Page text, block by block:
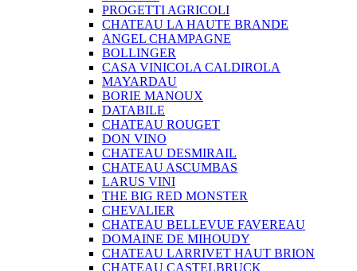
PROGETTI AGRICOLI
CHATEAU LA HAUTE BRANDE
ANGEL CHAMPAGNE
BOLLINGER
CASA VINICOLA CALDIROLA
MAYARDAU
BORIE MANOUX
DATABILE
CHATEAU ROUGET
DON VINO
CHATEAU DESMIRAIL
CHATEAU ASCUMBAS
LARUS VINI
THE BIG RED MONSTER
CHEVALIER
CHATEAU BELLEVUE FAVEREAU
DOMAINE DE MIHOUDY
CHATEAU LARRIVET HAUT BRION
CHATEAU CASTELBRUCK